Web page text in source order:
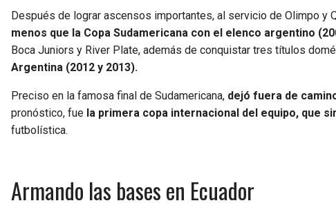
Después de lograr ascensos importantes, al servicio de Olimpo y
menos que la Copa Sudamericana con el elenco argentino
Boca Juniors y River Plate, además de conquistar tres títulos
Argentina (2012 y 2013).
Preciso en la famosa final de Sudamericana, dejó fuera de
pronóstico, fue la primera copa internacional del equipo, que
futbolística.
Armando las bases en Ecuador